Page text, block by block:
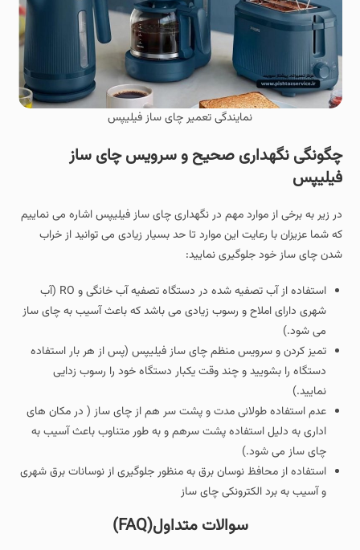
نمایندگی تعمیر چای ساز فیلیپس
چگونگی نگهداری صحیح و سرویس چای ساز
فیلیپس
در زیر به برخی از موارد مهم در نگهداری چای ساز فیلیپس اشاره می نماییم
که شما عزیزان با رعایت این موارد تا حد بسیار زیادی می توانید از خراب
شدن چای ساز خود جلوگیری نمایید:
استفاده از آب تصفیه شده در دستگاه تصفیه آب خانگی و RO (آب
شهری دارای املاح و رسوب زیادی می باشد که باعث آسیب به چای ساز
می شود.)
تمیز کردن و سرویس منظم چای ساز فیلیپس (پس از هر بار استفاده
دستگاه را بشویید و چند وقت یکبار دستگاه خود را رسوب زدایی
نمایید.)
عدم استفاده طولانی مدت و پشت سر هم از چای ساز ( در مکان های
اداری به دلیل استفاده پشت سرهم و به طور متناوب باعث آسیب به
چای ساز می شود.)
استفاده از محافظ نوسان برق به منظور جلوگیری از نوسانات برق شهری
و آسیب به برد الکترونکی چای ساز
سوالات متداول(FAQ)